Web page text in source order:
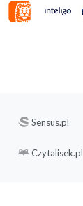
Sensus.pl
Czytalisek.pl